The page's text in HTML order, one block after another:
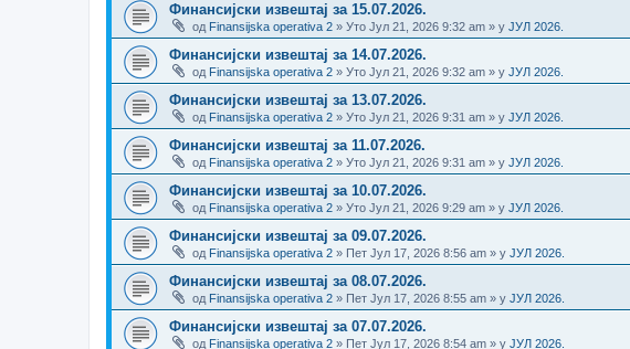
Финансијски извештај за 15.07.2026.
од Finansijska operativa 2 » Уто Јул 21, 2026 9:32 am » у ЈУЛ 2026.
Финансијски извештај за 14.07.2026.
од Finansijska operativa 2 » Уто Јул 21, 2026 9:32 am » у ЈУЛ 2026.
Финансијски извештај за 13.07.2026.
од Finansijska operativa 2 » Уто Јул 21, 2026 9:31 am » у ЈУЛ 2026.
Финансијски извештај за 11.07.2026.
од Finansijska operativa 2 » Уто Јул 21, 2026 9:31 am » у ЈУЛ 2026.
Финансијски извештај за 10.07.2026.
од Finansijska operativa 2 » Уто Јул 21, 2026 9:29 am » у ЈУЛ 2026.
Финансијски извештај за 09.07.2026.
од Finansijska operativa 2 » Пет Јул 17, 2026 8:56 am » у ЈУЛ 2026.
Финансијски извештај за 08.07.2026.
од Finansijska operativa 2 » Пет Јул 17, 2026 8:55 am » у ЈУЛ 2026.
Финансијски извештај за 07.07.2026.
од Finansijska operativa 2 » Пет Јул 17, 2026 8:54 am » у ЈУЛ 2026.